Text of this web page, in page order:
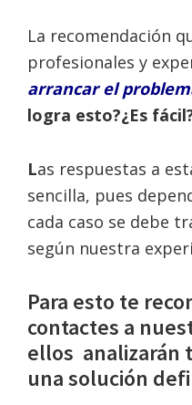
La recomendación
profesionales y
arrancar el
logra esto?¿Es
Las respuestas a
sencilla, pues
cada caso se debe
según nuestra
Para esto te
contactes a
ellos analizarán
una solución